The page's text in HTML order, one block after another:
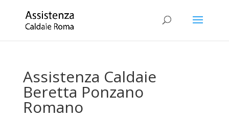
Assistenza Caldaie
Beretta Ponzano
Romano